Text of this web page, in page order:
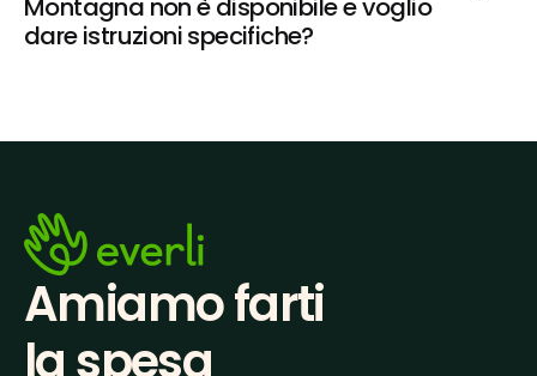
Montagna non è disponibile e voglio
dare istruzioni specifiche?
Amiamo farti
la spesa